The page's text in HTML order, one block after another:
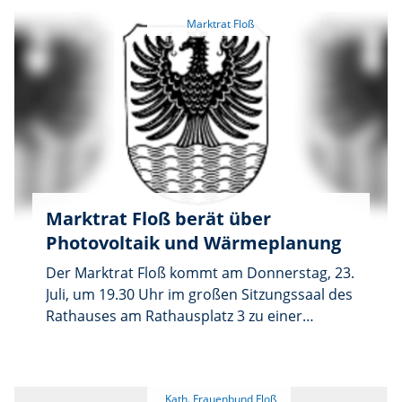
Marktrat Floß berät über
Photovoltaik und Wärmeplanung
Der Marktrat Floß kommt am Donnerstag, 23.
Juli, um 19.30 Uhr im großen Sitzungssaal des
Rathauses am Rathausplatz 3 zu einer